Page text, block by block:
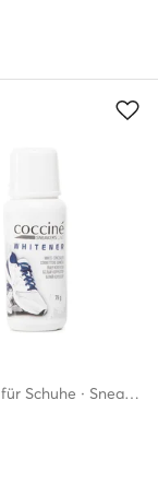
Korrektor für Schuhe · Sneakers Whitener